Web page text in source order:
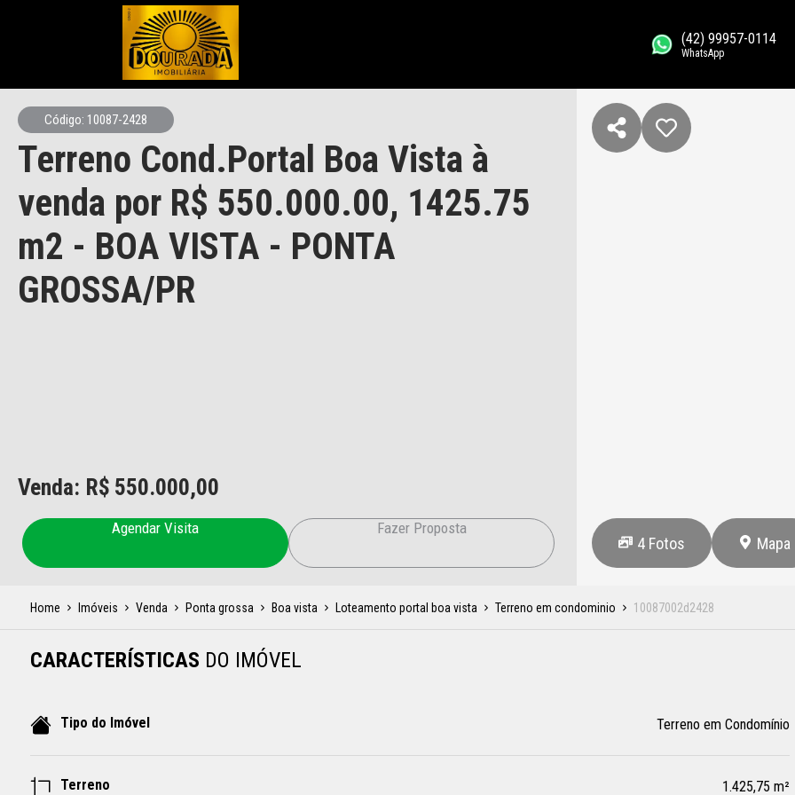
(42) 99957-0114
WhatsApp
Código: 10087-2428
Terreno Cond.Portal Boa Vista à
venda por R$ 550.000.00, 1425.75
m2 - BOA VISTA - PONTA
GROSSA/PR
Venda: R$ 550.000,00
Agendar Visita Fazer Proposta
4 Fotos Mapa
Home Imóveis Venda Ponta grossa Boa vista Loteamento portal boa vista Terreno em condominio 10087002d2428
CARACTERÍSTICAS DO IMÓVEL
Tipo do Imóvel Terreno em Condomínio
Terreno 1.425,75 m²